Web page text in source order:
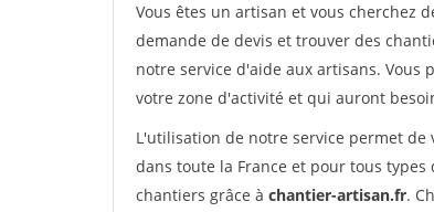
Vous êtes un artisan et vous cherchez
demande de devis et trouver des
notre service d'aide aux artisans. Vous
votre zone d'activité et qui auront
L'utilisation de notre service permet
dans toute la France et pour tous
chantiers grâce à chantier-artisan.fr.